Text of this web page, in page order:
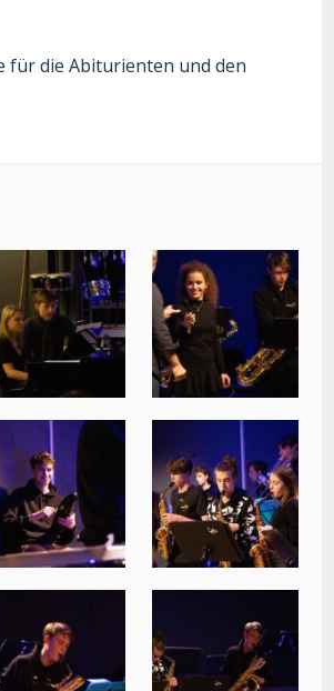
für die Abiturienten und den